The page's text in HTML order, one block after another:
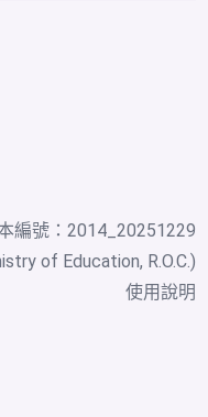
編號：2014_20251229
of Education, R.O.C.)
使用說明